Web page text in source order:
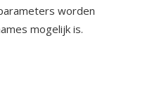
worden
mogelijk is.